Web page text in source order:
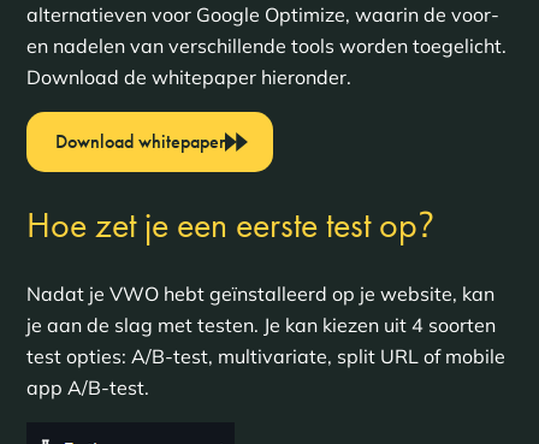
alternatieven voor Google Optimize, waarin de voor-
en nadelen van verschillende tools worden toegelicht.
Download de whitepaper hieronder.
Download whitepaper
Hoe zet je een eerste test op?
Nadat je VWO hebt geïnstalleerd op je website, kan
je aan de slag met testen. Je kan kiezen uit 4 soorten
test opties: A/B-test, multivariate, split URL of mobile
app A/B-test.